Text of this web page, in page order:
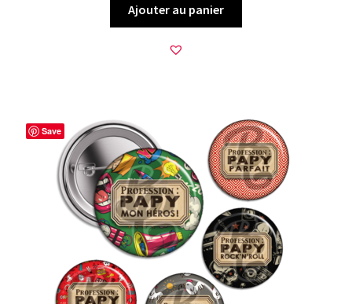
Ajouter au panier
Save